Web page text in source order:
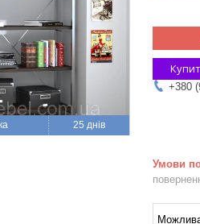
25 днів
+380